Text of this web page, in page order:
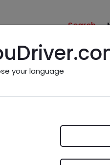
Search
vicino
Lucca
your language